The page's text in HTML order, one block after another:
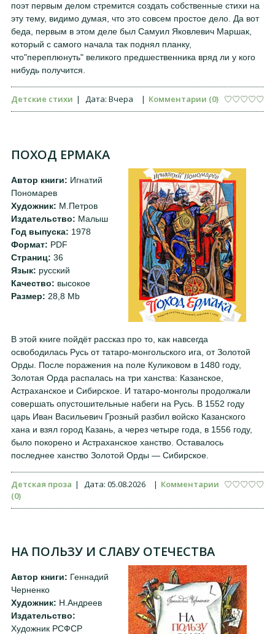
поэт первым делом стремится создать собственные стихи на
эту тему, видимо думая, что это совсем простое дело. Да вот
беда, первым в этом деле был Самуил Яковлевич Маршак,
который с самого начала так поднял планку,
что"переплюнуть" великого предшественника вряд ли у кого
нибудь получится.
Детские стихи | Дата: Вчера | Комментарии (0)
ПОХОД ЕРМАКА
Автор книги: Игнатий
Пономарев
Художник: М.Петров
Издательство: Малыш
Год выпуска: 1978
Формат: PDF
Страниц: 36
Язык: русский
Качество: высокое
Размер: 28,8 Mb
В этой книге пойдёт рассказ про то, как навсегда
освободилась Русь от татаро-монгольского ига, от Золотой
Орды. После поражения на поле Куликовом в 1480 году,
Золотая Орда распалась на три ханства: Казанское,
Астраханское и Сибирское. И татаро-монголы продолжали
совершать опустошительные набеги на Русь. В 1552 году
царь Иван Васильевич Грозный разбил войско Казанского
хана и взял город Казань, а через четыре года, в 1556 году,
было покорено и Астраханское ханство. Оставалось
последнее ханство Золотой Орды — Сибирское.
Детская проза | Дата: 05.08.2026 | Комментарии
(0)
НА ПОЛЬЗУ И СЛАВУ ОТЕЧЕСТВА
Автор книги: Геннадий
Черненко
Художник: Н.Андреев
Издательство:
Художник РСФСР